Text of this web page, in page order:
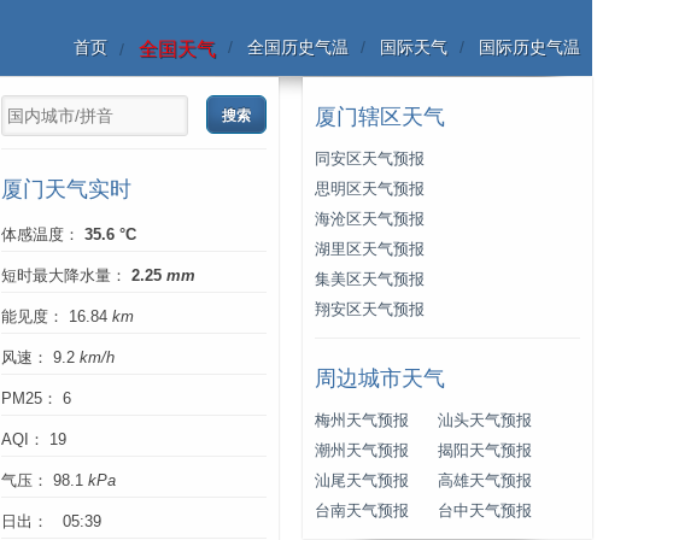
首页 全国天气 全国历史气温 国际天气 国际历史气温
厦门天气实时
体感温度： 35.6 °C
短时最大降水量： 2.25 mm
能见度： 16.84 km
风速： 9.2 km/h
PM25： 6
AQI： 19
气压： 98.1 kPa
日出： 05:39
厦门辖区天气
同安区天气预报
思明区天气预报
海沧区天气预报
湖里区天气预报
集美区天气预报
翔安区天气预报
周边城市天气
梅州天气预报
汕头天气预报
潮州天气预报
揭阳天气预报
汕尾天气预报
高雄天气预报
台南天气预报
台中天气预报